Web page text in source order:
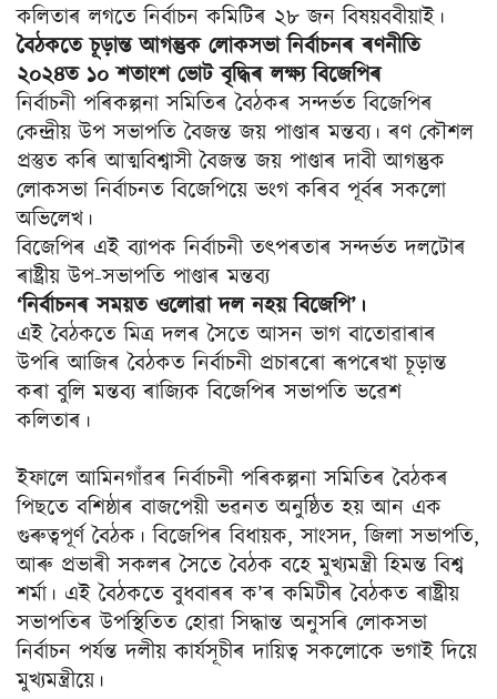
কলিতাৰ লগতে নিৰ্বাচন কমিটিৰ ২৮ জন বিষয়ববীয়াই।
বৈঠকতে চূড়ান্ত আগন্তুক লোকসভা নিৰ্বাচনৰ ৰণনীতি
২০২৪ত ১০ শতাংশ ভোট বৃদ্ধিৰ লক্ষ্য বিজেপিৰ
নিৰ্বাচনী পৰিকল্পনা সমিতিৰ বৈঠকৰ সন্দৰ্ভত বিজেপিৰ
কেন্দ্ৰীয় উপ সভাপতি বৈজন্ত জয় পাণ্ডাৰ মন্তব্য। ৰণ কৌশল
প্ৰস্তুত কৰি আত্মবিশ্বাসী বৈজন্ত জয় পাণ্ডাৰ দাবী আগন্তুক
লোকসভা নিৰ্বাচনত বিজেপিয়ে ভংগ কৰিব পূৰ্বৰ সকলো
অভিলেখ।
বিজেপিৰ এই ব্যাপক নিৰ্বাচনী তৎ‍পৰতাৰ সন্দৰ্ভত দলটোৰ
ৰাষ্ট্ৰীয় উপ-সভাপতি পাণ্ডাৰ মন্তব্য
‘নিৰ্বাচনৰ সময়ত ওলোৱা দল নহয় বিজেপি’।
এই বৈঠকতে মিত্ৰ দলৰ সৈতে আসন ভাগ বাতোৱাৰাৰ
উপৰি আজিৰ বৈঠকত নিৰ্বাচনী প্ৰচাৰৰো ৰূপৰেখা চূড়ান্ত
কৰা বুলি মন্তব্য ৰাজ্যিক বিজেপিৰ সভাপতি ভৱেশ
কলিতাৰ।
ইফালে আমিনগাঁৱৰ নিৰ্বাচনী পৰিকল্পনা সমিতিৰ বৈঠকৰ
পিছতে বশিষ্ঠাৰ বাজপেয়ী ভৱনত অনুষ্ঠিত হয় আন এক
গুৰুত্বপূৰ্ণ বৈঠক। বিজেপিৰ বিধায়ক, সাংসদ, জিলা সভাপতি,
আৰু প্ৰভাৰী সকলৰ সৈতে বৈঠক বহে মুখ্যমন্ত্ৰী হিমন্ত বিশ্ব
শৰ্মা। এই বৈঠকতে বুধবাৰৰ ক’ৰ কমিটীৰ বৈঠকত ৰাষ্ট্ৰীয়
সভাপতিৰ উপস্থিতিত হোৱা সিদ্ধান্ত অনুসৰি লোকসভা
নিৰ্বাচন পৰ্যন্ত দলীয় কাৰ্যসূচীৰ দায়িত্ব সকলোকে ভগাই দিয়ে
মুখ্যমন্ত্ৰীয়ে।